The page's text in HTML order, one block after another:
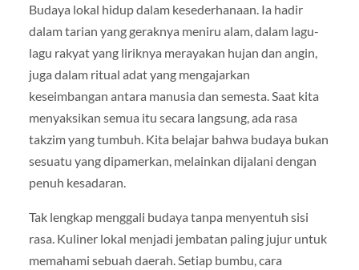
Budaya lokal hidup dalam kesederhanaan. Ia hadir
dalam tarian yang geraknya meniru alam, dalam lagu-
lagu rakyat yang liriknya merayakan hujan dan angin,
juga dalam ritual adat yang mengajarkan
keseimbangan antara manusia dan semesta. Saat kita
menyaksikan semua itu secara langsung, ada rasa
takzim yang tumbuh. Kita belajar bahwa budaya bukan
sesuatu yang dipamerkan, melainkan dijalani dengan
penuh kesadaran.
Tak lengkap menggali budaya tanpa menyentuh sisi
rasa. Kuliner lokal menjadi jembatan paling jujur untuk
memahami sebuah daerah. Setiap bumbu, cara